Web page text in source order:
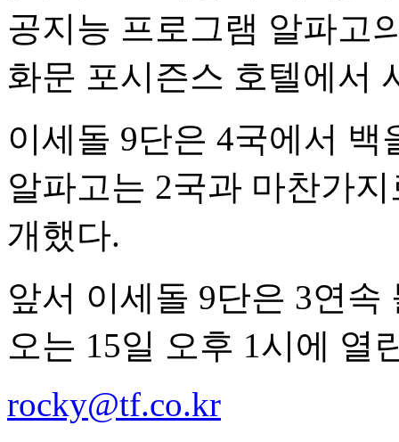
공지능 프로그램 알파고
화문 포시즌스 호텔에서
이세돌 9단은 4국에서
알파고는 2국과 마찬가
개했다.
앞서 이세돌 9단은 3연
오는 15일 오후 1시에 열
rocky@tf.co.kr